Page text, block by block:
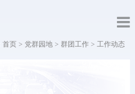
首页 > 党群园地 > 群团工作 > 工作动态